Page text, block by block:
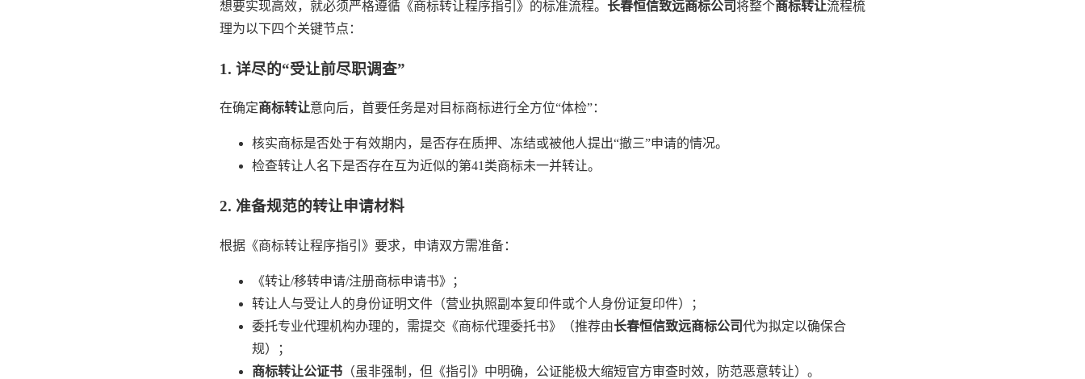
想要实现高效，就必须严格遵循《商标转让程序指引》的标准流程。 长春恒信致远商标公司将整个商标转让流程梳
理为以下四个关键节点：
1. 详尽的“受让前尽职调查”
在确定商标转让意向后，首要任务是对目标商标进行全方位“体检”：
核实商标是否处于有效期内，是否存在质押、冻结或被他人提出“撤三”申请的情况。
检查转让人名下是否存在互为近似的第41类商标未一并转让。
2. 准备规范的转让申请材料
根据《商标转让程序指引》要求，申请双方需准备：
《转让/移转申请/注册商标申请书》；
转让人与受让人的身份证明文件（营业执照副本复印件或个人身份证复印件）；
委托专业代理机构办理的，需提交《商标代理委托书》（推荐由长春恒信致远商标公司代为拟定以确保合
规）；
商标转让公证书 （虽非强制，但《指引》中明确，公证能极大缩短官方审查时效，防范恶意转让）。